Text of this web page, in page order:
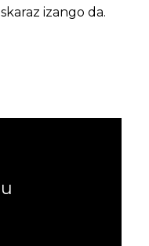
izango da.